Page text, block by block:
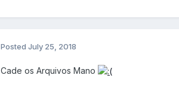
Posted July 25, 2018
Cade os Arquivos Mano